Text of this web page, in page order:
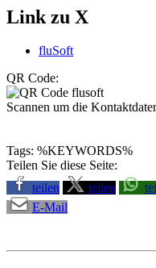
Link zu X
fluSoft
QR Code:
Scannen um die
Tags: %KEYWORDS%
Teilen Sie diese Seite:
teilen
teilen
E-Mail